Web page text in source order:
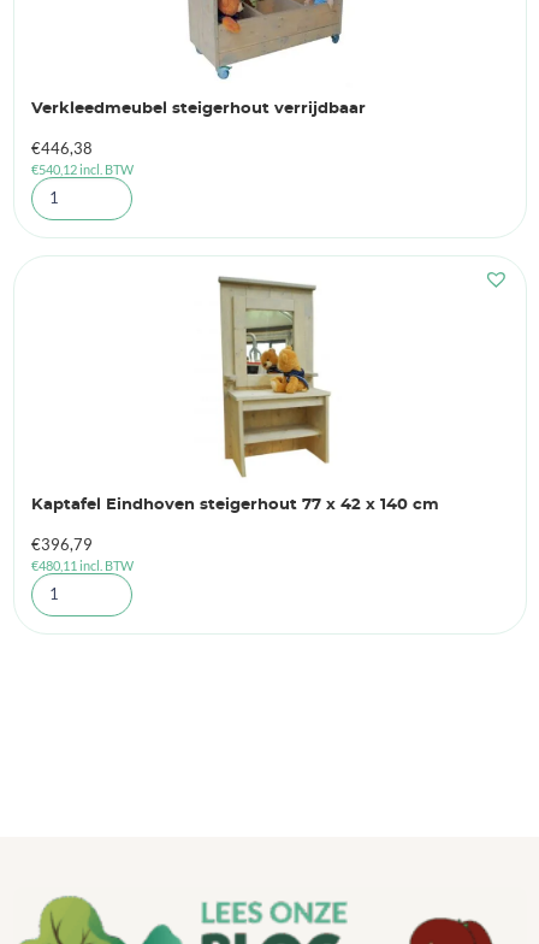
Verkleedmeubel steigerhout verrijdbaar
€446,38
€540,12incl. BTW
Kaptafel Eindhoven steigerhout 77 x 42 x 140 cm
€396,79
€480,11 incl. BTW